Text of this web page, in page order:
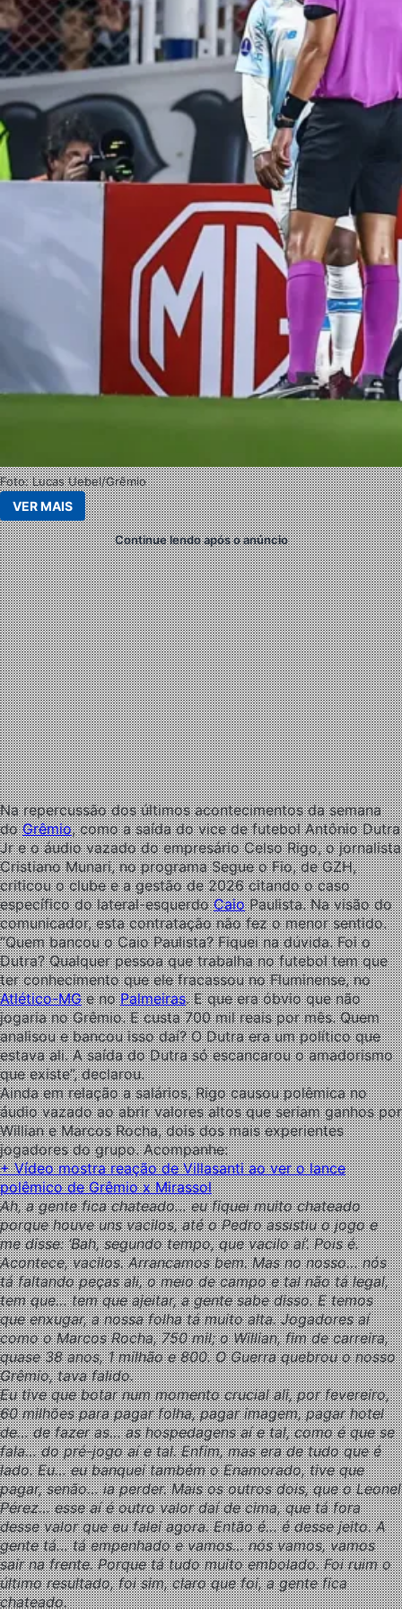
Foto: Lucas Uebel/Grêmio
VER MAIS
Continue lendo após o anúncio
Na repercussão dos últimos acontecimentos da semana
doGrêmio, como a saída do vice de futebol Antônio Dutra
Jr e o áudio vazado do empresário Celso Rigo, o jornalista
Cristiano Munari, no programa Segue o Fio, de GZH,
criticou o clube e a gestão de 2026 citando o caso
específico do lateral-esquerdoCaioPaulista. Na visão do
comunicador, esta contratação não fez o menor sentido.
“Quem bancou o Caio Paulista? Fiquei na dúvida. Foi o
Dutra? Qualquer pessoa que trabalha no futebol tem que
ter conhecimento que ele fracassou no Fluminense, no
Atlético-MGe noPalmeiras. E que era óbvio que não
jogaria no Grêmio. E custa 700 mil reais por mês. Quem
analisou e bancou isso daí? O Dutra era um político que
estava ali. A saída do Dutra só escancarou o amadorismo
que existe”, declarou.
Ainda em relação a salários, Rigo causou polêmica no
áudio vazado ao abrir valores altos que seriam ganhos por
Willian e Marcos Rocha, dois dos mais experientes
jogadores do grupo. Acompanhe:
+ Vídeo mostra reação de Villasanti ao ver o lance
polêmico de Grêmio x Mirassol
Ah, a gente fica chateado… eu fiquei muito chateado
porque houve uns vacilos, até o Pedro assistiu o jogo e
me disse: ‘Bah, segundo tempo, que vacilo aí’. Pois é.
Acontece, vacilos. Arrancamos bem. Mas no nosso… nós
tá faltando peças ali, o meio de campo e tal não tá legal,
tem que… tem que ajeitar, a gente sabe disso. E temos
que enxugar, a nossa folha tá muito alta. Jogadores aí
como o Marcos Rocha, 750 mil; o Willian, fim de carreira,
quase 38 anos, 1 milhão e 800. O Guerra quebrou o nosso
Grêmio, tava falido.
Eu tive que botar num momento crucial ali, por fevereiro,
60 milhões para pagar folha, pagar imagem, pagar hotel
de… de fazer as… as hospedagens aí e tal, como é que se
fala… do pré-jogo aí e tal. Enfim, mas era de tudo que é
lado. Eu… eu banquei também o Enamorado, tive que
pagar, senão… ia perder. Mais os outros dois, que o Leonel
Pérez… esse aí é outro valor daí de cima, que tá fora
desse valor que eu falei agora. Então é… é desse jeito. A
gente tá… tá empenhado e vamos… nós vamos, vamos
sair na frente. Porque tá tudo muito embolado. Foi ruim o
último resultado, foi sim, claro que foi, a gente fica
chateado.